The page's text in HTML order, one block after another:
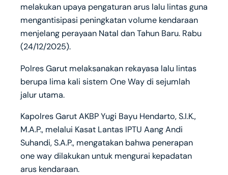
melakukan upaya pengaturan arus lalu lintas guna
mengantisipasi peningkatan volume kendaraan
menjelang perayaan Natal dan Tahun Baru. Rabu
(24/12/2025).
Polres Garut melaksanakan rekayasa lalu lintas
berupa lima kali sistem One Way di sejumlah
jalur utama.
Kapolres Garut AKBP Yugi Bayu Hendarto, S.I.K.,
M.A.P., melalui Kasat Lantas IPTU Aang Andi
Suhandi, S.A.P., mengatakan bahwa penerapan
one way dilakukan untuk mengurai kepadatan
arus kendaraan.